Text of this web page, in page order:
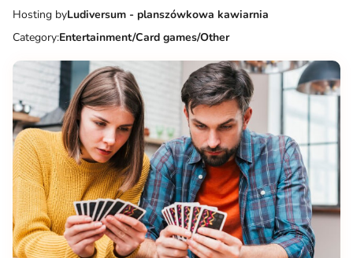
Hosting byLudiversum - planszówkowa kawiarnia
Category:Entertainment/Card games/Other